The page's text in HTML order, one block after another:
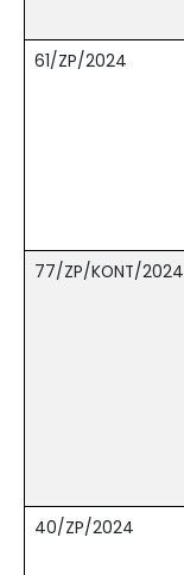
61/ZP/2024
77/ZP/KONT/2024
40/ZP/2024